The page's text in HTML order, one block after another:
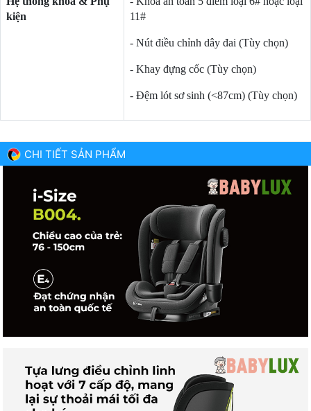
kiện
11#
- Nút điều chỉnh dây đai (Tùy chọn)
- Khay đựng cốc (Tùy chọn)
- Đệm lót sơ sinh (<87cm) (Tùy chọn)
CHI TIẾT SẢN PHẨM